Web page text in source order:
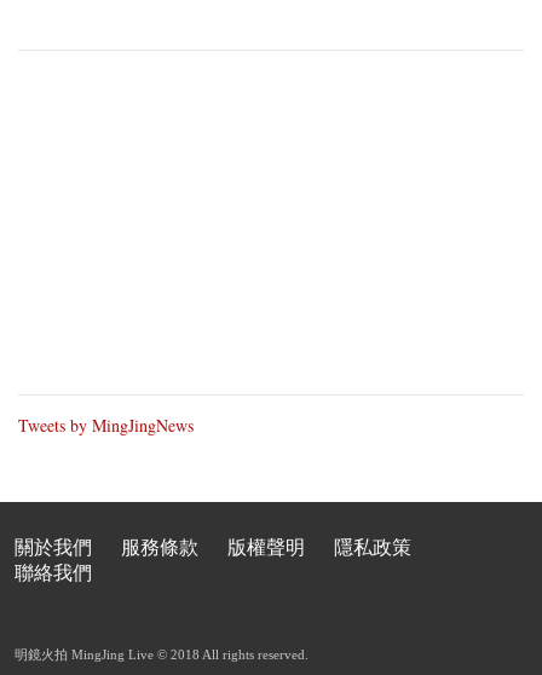
Tweets by MingJingNews
關於我們 服務條款 版權聲明
隱私政策
聯絡我們
明鏡火拍 MingJing Live © 2018 All rights reserved.